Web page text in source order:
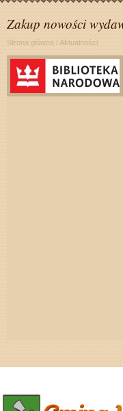
Zakup nowości
Strona główna /Aktualności